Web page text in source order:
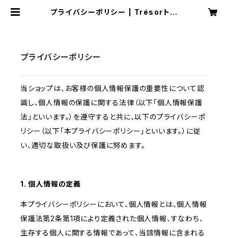
プライバシーポリシー | Trésorトレ
プライバシーポリシー
当ショップは、お客様の個人情報保護の重要性について認
識し、個人情報の保護に関する法律（以下「個人情報保護
法」といいます。）を遵守すると共に、以下のプライバシーポ
リシー（以下「本プライバシーポリシー」といいます。）に従
い、適切な取扱い及び保護に努めます。
1. 個人情報の定義
本プライバシーポリシーにおいて、個人情報とは、個人情報
保護法第2条第1項により定義された個人情報、すなわち、
生存する個人に関する情報であって、当該情報に含まれる